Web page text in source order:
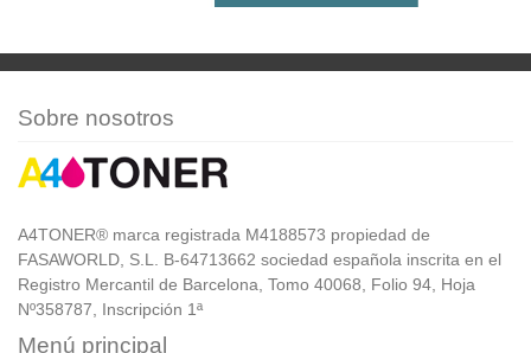
Sobre nosotros
A4TONER® marca registrada M4188573 propiedad de
FASAWORLD, S.L. B-64713662 sociedad española inscrita en el
Registro Mercantil de Barcelona, Tomo 40068, Folio 94, Hoja
Nº358787, Inscripción 1ª
Menú principal